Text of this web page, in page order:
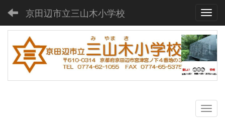
京田辺市立三山木小学校